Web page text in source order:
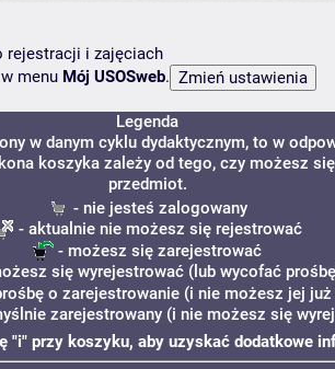
rejestracji i zajęciach
menu Mój USOSweb.
Legenda
w danym cyklu dydaktycznym, to w
koszyka zależy od tego, czy możesz
przedmiot.
- nie jesteś zalogowany
- aktualnie nie możesz się rejestrować
- możesz się zarejestrować
się wyrejestrować (lub wycofać
o zarejestrowanie (i nie możesz jej
zarejestrowany (i nie możesz się
"i" przy koszyku, aby uzyskać dodatkowe